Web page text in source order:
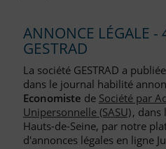
Journaux Habilités (JAL)
Liste des Greffes
Liste des CCI
Le Blog pour les Entreprises
ANNONCE LÉGALE -
GESTRAD
La société GESTRAD a
dans le journal habilité
Economiste de Société par
Unipersonnelle (SASU), dans
Hauts-de-Seine, par notre
d'annonces légales en ligne